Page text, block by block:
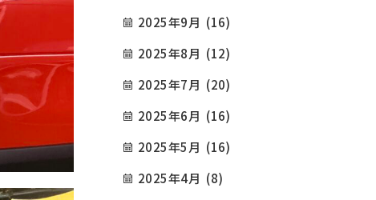
2025年9月 (16)
2025年8月 (12)
2025年7月 (20)
2025年6月 (16)
2025年5月 (16)
2025年4月 (8)